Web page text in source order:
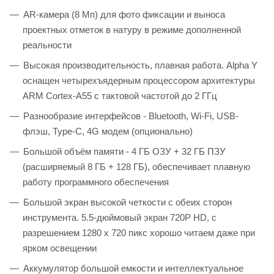
AR-камера (8 Мп) для фото фиксации и выноса
проектных отметок в натуру в режиме дополненной
реальности
Высокая производительность, плавная работа. Alpha Y
оснащен четырехъядерным процессором архитектуры
ARM Cortex-A55 с тактовой частотой до 2 ГГц
Разнообразие интерфейсов - Bluetooth, Wi-Fi, USB-
флэш, Type-C, 4G модем (опционально)
Большой объём памяти - 4 ГБ ОЗУ + 32 ГБ ПЗУ
(расширяемый 8 ГБ + 128 ГБ), обеспечивает плавную
работу программного обеспечения
Большой экран высокой четкости с обеих сторон
инструмента. 5.5-дюймовый экран 720P HD, с
разрешением 1280 х 720 пикс хорошо читаем даже при
ярком освещении
Аккумулятор большой емкости и интеллектуальное